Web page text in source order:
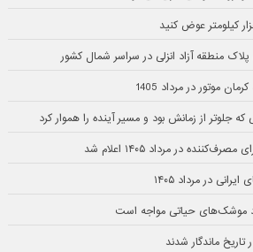
منطقه آزاد انزلی در سراسر شمال کشور
در مرداد ۱۴۰۵
موشک‌های حیاتی مواجه است